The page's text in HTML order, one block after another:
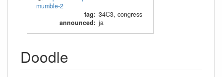
mumble-2
tag: 34C3,congress
announced: ja
Doodle